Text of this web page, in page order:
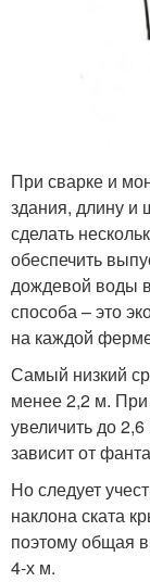
При сварке и
здания, длину и
сделать
обеспечить
дождевой воды
способа – это
на каждой
Самый низкий
менее 2,2 м. При
увеличить до
зависит от
Но следует
наклона ската
поэтому общая
4-х м.